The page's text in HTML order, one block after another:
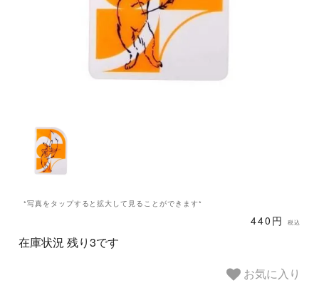
*写真をタップすると拡大して見ることができます*
440円 税込
在庫状況 残り3です
お気に入り